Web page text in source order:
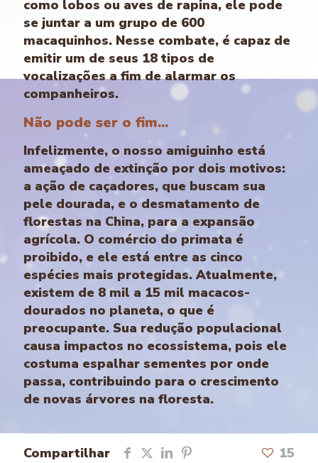
como lobos ou aves de rapina, ele pode
se juntar a um grupo de 600
macaquinhos. Nesse combate, é capaz de
emitir um de seus 18 tipos de
vocalizações a fim de alarmar os
companheiros.
Não pode ser o fim...
Infelizmente, o nosso amiguinho está
ameaçado de extinção por dois motivos:
a ação de caçadores, que buscam sua
pele dourada, e o desmatamento de
florestas na China, para a expansão
agrícola. O comércio do primata é
proibido, e ele está entre as cinco
espécies mais protegidas. Atualmente,
existem de 8 mil a 15 mil macacos-
dourados no planeta, o que é
preocupante. Sua redução populacional
causa impactos no ecossistema, pois ele
costuma espalhar sementes por onde
passa, contribuindo para o crescimento
de novas árvores na floresta.
Compartilhar 15